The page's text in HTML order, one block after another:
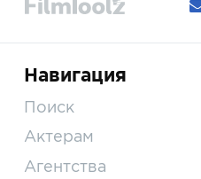
Навигация
Поиск
Актерам
Агентства